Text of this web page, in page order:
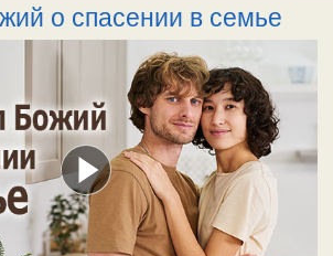
о спасении в семье